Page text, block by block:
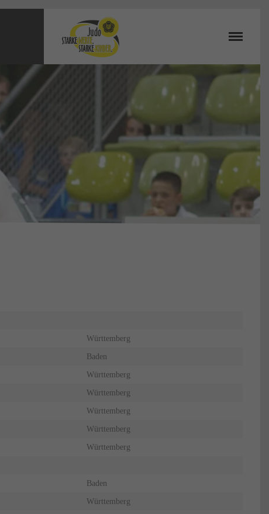
Württemberg
Baden
Württemberg
Württemberg
Württemberg
Württemberg
Württemberg
Baden
Württemberg